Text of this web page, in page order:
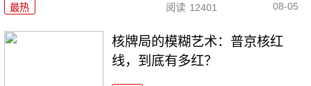
最热 阅读 12401 08-05
核牌局的模糊艺术：普京核红
线，到底有多红？